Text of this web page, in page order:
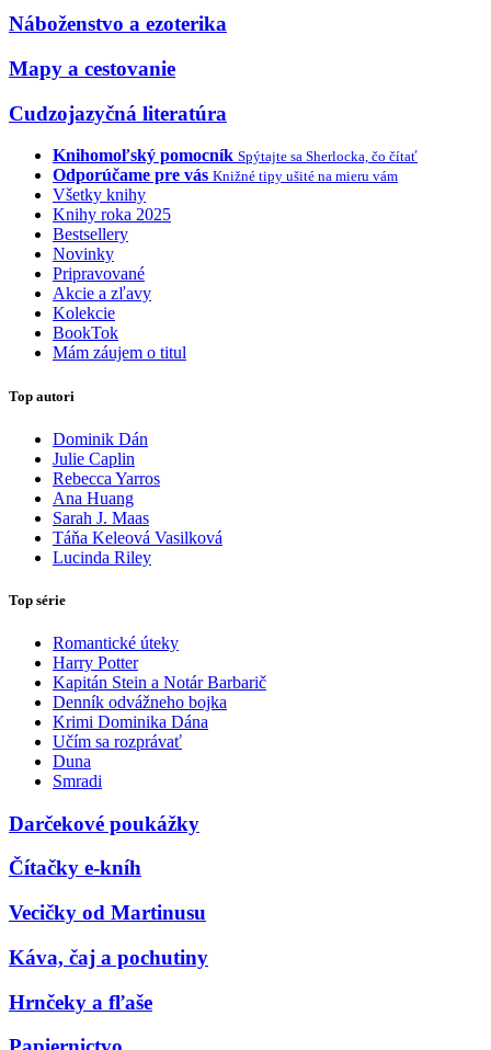
Náboženstvo a ezoterika
Mapy a cestovanie
Cudzojazyčná literatúra
Knihomoľský pomocník Spýtajte sa Sherlocka, čo čítať
Odporúčame pre vás Knižné tipy ušité na mieru vám
Všetky knihy
Knihy roka 2025
Bestsellery
Novinky
Pripravované
Akcie a zľavy
Kolekcie
BookTok
Mám záujem o titul
Top autori
Dominik Dán
Julie Caplin
Rebecca Yarros
Ana Huang
Sarah J. Maas
Táňa Keleová Vasilková
Lucinda Riley
Top série
Romantické úteky
Harry Potter
Kapitán Stein a Notár Barbarič
Denník odvážneho bojka
Krimi Dominika Dána
Učím sa rozprávať
Duna
Smradi
Darčekové poukážky
Čítačky e-kníh
Vecičky od Martinusu
Káva, čaj a pochutiny
Hrnčeky a fľaše